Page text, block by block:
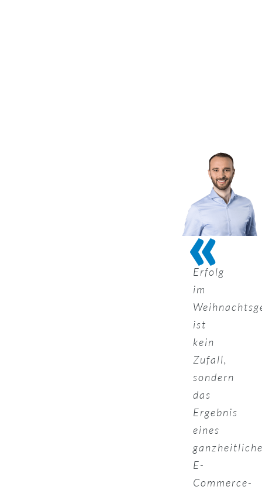
Erfolg
im
ist
kein
Zufall,
sondern
das
Ergebnis
eines
E-
Commerce-